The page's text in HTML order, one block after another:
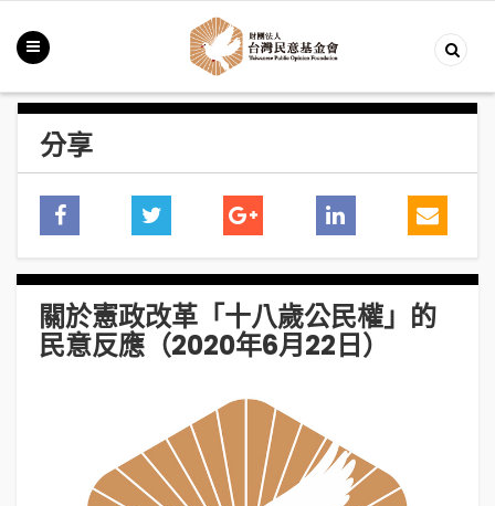
分享
關於憲政改革「十八歲公民權」的
民意反應（2020年6月22日）